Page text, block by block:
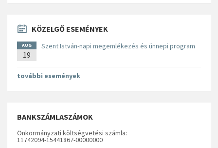
KÖZELGŐ ESEMÉNYEK
AUG
19
Szent István-napi megemlékezés és ünnepi program
további események
BANKSZÁMLASZÁMOK
Önkormányzati költségvetési számla:
11742094-15441867-00000000